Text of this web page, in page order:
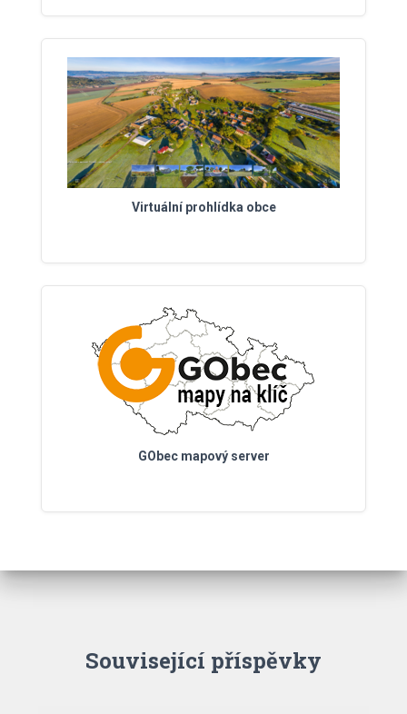
Virtuální prohlídka obce
GObec mapový server
Související příspěvky